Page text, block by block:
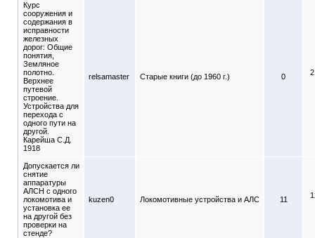
Курс
сооружения и
содержания в
исправности
железных
дорог: Общие
понятия,
Земляное
полотно.
Верхнее
путевой
строение.
Устройства для
перехода с
одного пути на
другой.
Карейша С.Д.
1918
relsamaster Старые книги (до 1960 г.) 0
Допускается ли
снятие
аппаратуры
АЛСН с одного
локомотива и
установка ее
на другой без
проверки на
стенде?
kuzen0 Локомотивные устройства и АЛС 11